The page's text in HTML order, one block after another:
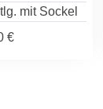
mit Sockel
€